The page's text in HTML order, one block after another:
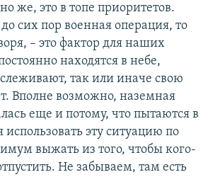
же, это в топе приоритетов.
сих пор военная операция, то
– это фактор для наших
находятся в небе,
так или иначе свою
Вполне возможно, наземная
еще и потому, что пытаются в
использовать эту ситуацию по
выжать из того, чтобы кого-
Не забываем, там есть